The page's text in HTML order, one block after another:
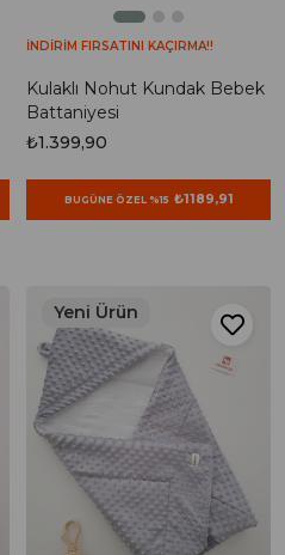
Kulaklı Nohut Kundak Bebek
Battaniyesi
₺1.399,90
BUGÜNE ÖZEL %15 ₺1189,91
İNDİRİM FIRSATINI KAÇIRMA!!
Yeni Ürün